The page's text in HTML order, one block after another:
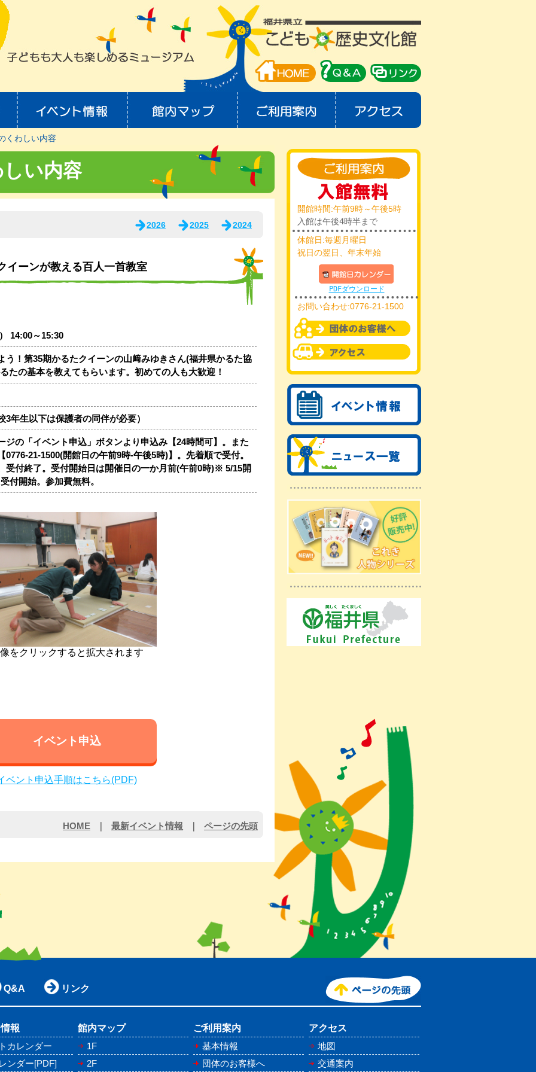
くわしい内容
い内容
2024
2025
2026
イーンが教える百人一首教室
14:00～15:30
う！第35期かるたクイーンの山﨑みゆきさん(福井県かるた協
たの基本を教えてもらいます。初めての人も大歓迎！
3年生以下は保護者の同伴が必要）
ジの「イベント申込」ボタンより申込み【24時間可】。また
0776-21-1500(開館日の午前9時-午後5時)】。先着順で受付。
受付終了。受付開始日は開催日の一か月前(午前0時)※ 5/15開
付開始。参加費無料。
をクリックすると拡大されます
イベント申込
ベント申込手順はこちら(PDF)
ページの先頭
最新イベント情報
HOME
開館時間:午前9時～午後5時
入館は午後4時半まで
休館日:毎週月曜日
祝日の翌日、年末年始
PDFダウンロード
お問い合わせ:0776-21-1500
Q&A リンク
報
カレンダー
ンダー[PDF]
館内マップ
1F
2F
ご利用案内
基本情報
団体のお客様へ
アクセス
地図
交通案内